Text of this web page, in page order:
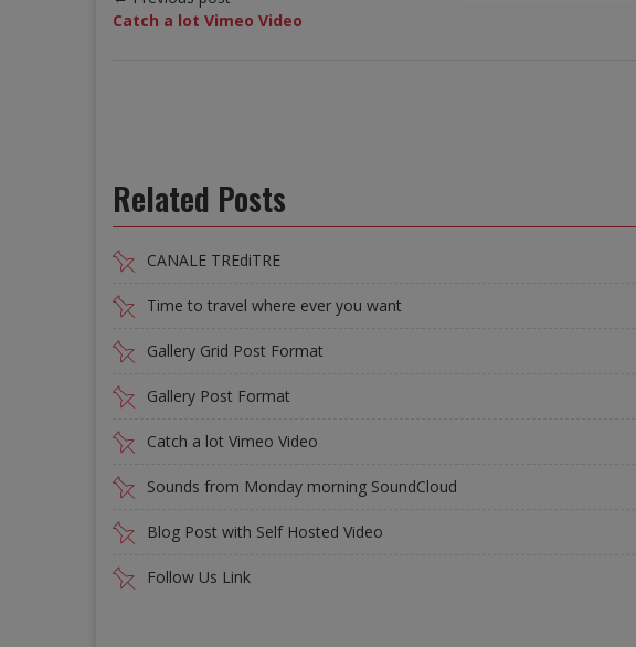
Catch a lot Vimeo Video
Related Posts
CANALE TREdiTRE
Time to travel where ever you want
Gallery Grid Post Format
Gallery Post Format
Catch a lot Vimeo Video
Sounds from Monday morning SoundCloud
Blog Post with Self Hosted Video
Follow Us Link